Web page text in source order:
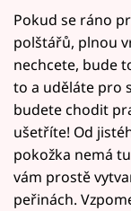
Pokud se ráno
polštářů, plnou
nechcete, bude
to a uděláte pro
budete chodit
ušetříte! Od
pokožka nemá
vám prostě
peřinách.